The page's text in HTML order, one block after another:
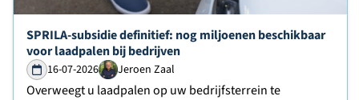
Lees verder over
SPRILA-subsidie definitief: nog miljoenen beschikbaar
voor laadpalen bij bedrijven
16-07-2026 Jeroen Zaal
Overweegt u laadpalen op uw bedrijfsterrein te